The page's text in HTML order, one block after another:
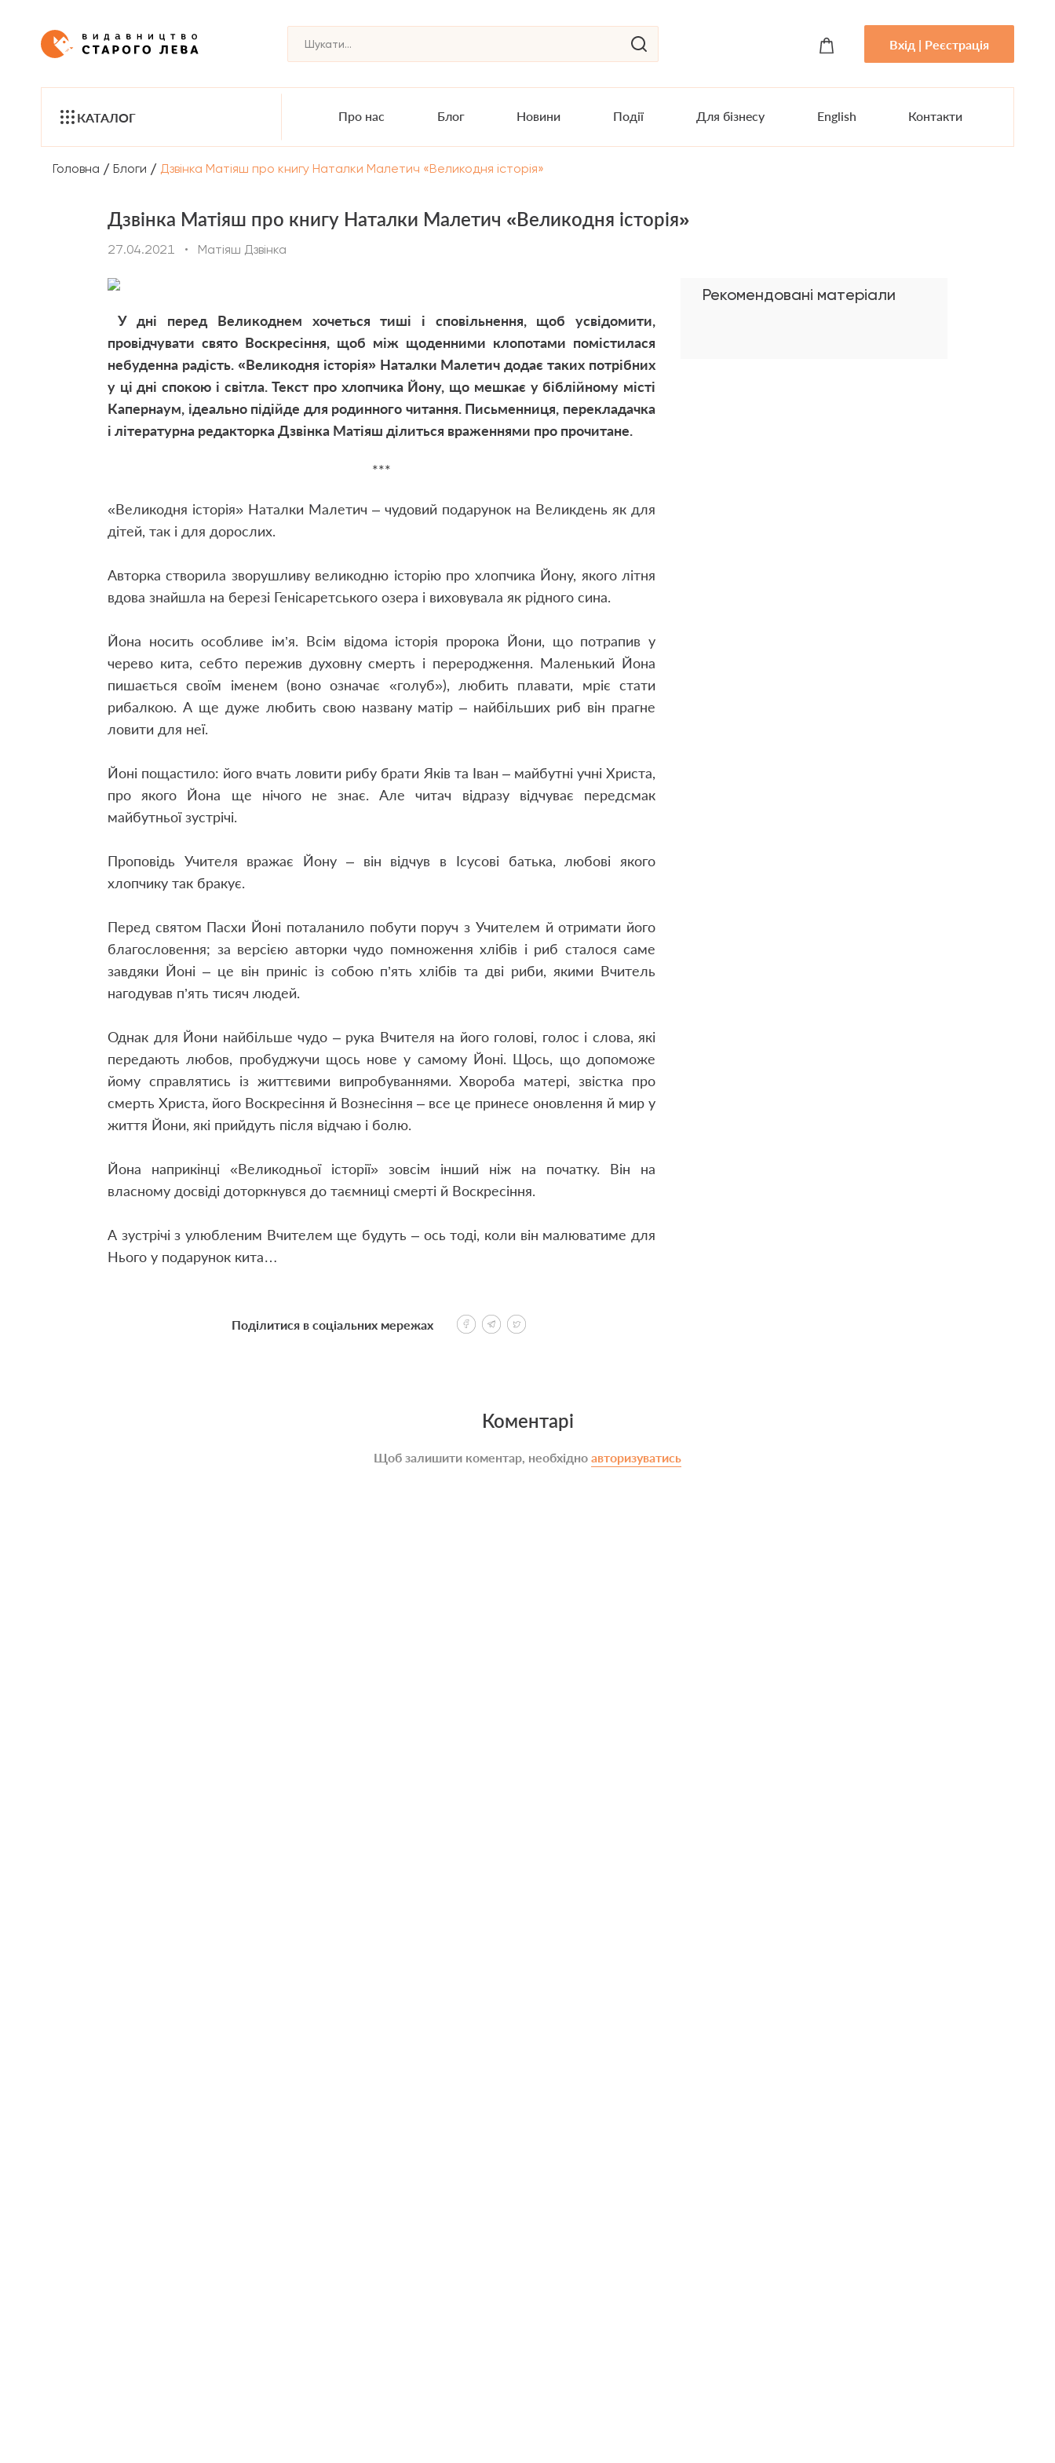
Вхід | Реєстрація
КАТАЛОГ Про нас Блог Новини Події Для бізнесу English Контакти
Головна / Блоги / Дзвінка Матіяш про книгу Наталки Малетич «Великодня історія»
Дзвінка Матіяш про книгу Наталки Малетич «Великодня історія»
27.04.2021 • Матіяш Дзвінка
У дні перед Великоднем хочеться тиші і сповільнення, щоб усвідомити,
провідчувати свято Воскресіння, щоб між щоденними клопотами помістилася
небуденна радість. «Великодня історія» Наталки Малетич додає таких потрібних
у ці дні спокою і світла. Текст про хлопчика Йону, що мешкає у біблійному місті
Капернаум, ідеально підійде для родинного читання. Письменниця, перекладачка
і літературна редакторка Дзвінка Матіяш ділиться враженнями про прочитане.
***
«Великодня історія» Наталки Малетич – чудовий подарунок на Великдень як для
дітей, так і для дорослих.
Авторка створила зворушливу великодню історію про хлопчика Йону, якого літня
вдова знайшла на березі Генісаретського озера і виховувала як рідного сина.
Йона носить особливе ім’я. Всім відома історія пророка Йони, що потрапив у
черево кита, себто пережив духовну смерть і переродження. Маленький Йона
пишається своїм іменем (воно означає «голуб»), любить плавати, мріє стати
рибалкою. А ще дуже любить свою названу матір – найбільших риб він прагне
ловити для неї.
Йоні пощастило: його вчать ловити рибу брати Яків та Іван – майбутні учні Христа,
про якого Йона ще нічого не знає. Але читач відразу відчуває передсмак
майбутньої зустрічі.
Проповідь Учителя вражає Йону – він відчув в Ісусові батька, любові якого
хлопчику так бракує.
Перед святом Пасхи Йоні поталанило побути поруч з Учителем й отримати його
благословення; за версією авторки чудо помноження хлібів і риб сталося саме
завдяки Йоні – це він приніс із собою п’ять хлібів та дві риби, якими Вчитель
нагодував п’ять тисяч людей.
Однак для Йони найбільше чудо – рука Вчителя на його голові, голос і слова, які
передають любов, пробуджучи щось нове у самому Йоні. Щось, що допоможе
йому справлятись із життєвими випробуваннями. Хвороба матері, звістка про
смерть Христа, його Воскресіння й Вознесіння – все це принесе оновлення й мир у
життя Йони, які прийдуть після відчаю і болю.
Йона наприкінці «Великодньої історії» зовсім інший ніж на початку. Він на
власному досвіді доторкнувся до таємниці смерті й Воскресіння.
А зустрічі з улюбленим Вчителем ще будуть – ось тоді, коли він малюватиме для
Нього у подарунок кита…
Рекомендовані матеріали
Поділитися в соціальних мережах
Коментарі
Щоб залишити коментар, необхідно авторизуватись